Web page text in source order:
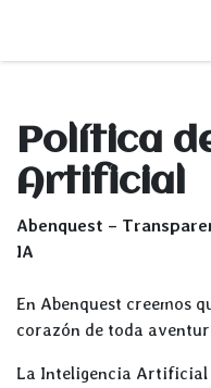
Política
Artificial
Abenquest –
IA
En Abenquest creemos
corazón de toda
La Inteligencia Artificial